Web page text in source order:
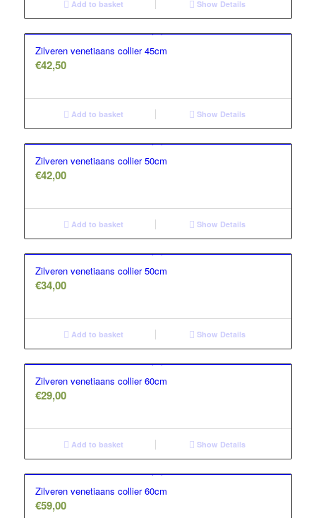
Add to basket Show Details
Zilveren venetiaans collier 45cm
€42,50
Add to basket Show Details
Zilveren venetiaans collier 50cm
€42,00
Add to basket Show Details
Zilveren venetiaans collier 50cm
€34,00
Add to basket Show Details
Zilveren venetiaans collier 60cm
€29,00
Add to basket Show Details
Zilveren venetiaans collier 60cm
€59,00